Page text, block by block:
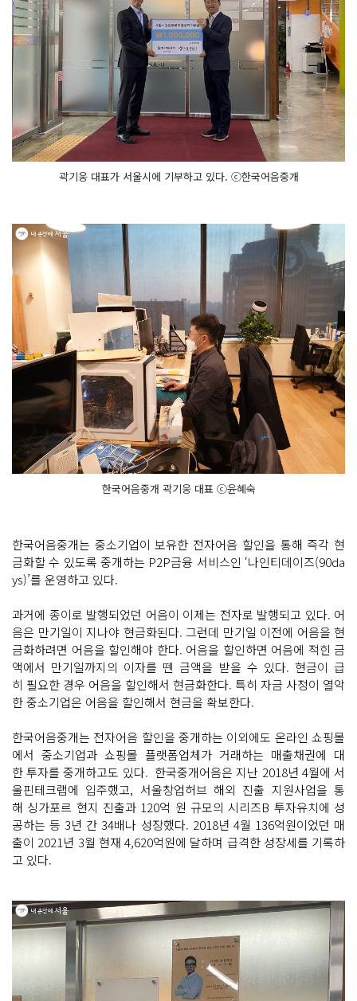
곽기웅 대표가 서울시에 기부하고 있다. ⓒ한국어음중개
한국어음중개 곽기웅 대표 ⓒ윤혜숙
한국어음중개는 중소기업이 보유한 전자어음 할인을 통해 즉각 현
금화할 수 있도록 중개하는 P2P금융 서비스인 ‘나인티데이즈(90da
ys)’를 운영하고 있다.
과거에 종이로 발행되었던 어음이 이제는 전자로 발행되고 있다. 어
음은 만기일이 지나야 현금화된다. 그런데 만기일 이전에 어음을 현
금화하려면 어음을 할인해야 한다. 어음을 할인하면 어음에 적힌 금
액에서 만기일까지의 이자를 뗀 금액을 받을 수 있다. 현금이 급
히 필요한 경우 어음을 할인해서 현금화한다. 특히 자금 사정이 열악
한 중소기업은 어음을 할인해서 현금을 확보한다.
한국어음중개는 전자어음 할인을 중개하는 이외에도 온라인 쇼핑몰
에서 중소기업과 쇼핑몰 플랫폼업체가 거래하는 매출채권에 대
한 투자를 중개하고도 있다. 한국중개어음은 지난 2018년 4월에 서
울핀테크랩에 입주했고, 서울창업허브 해외 진출 지원사업을 통
해 싱가포르 현지 진출과 120억 원 규모의 시리즈B 투자유치에 성
공하는 등 3년 간 34배나 성장했다. 2018년 4월 136억원이었던 매
출이 2021년 3월 현재 4,620억원에 달하며 급격한 성장세를 기록하
고 있다.